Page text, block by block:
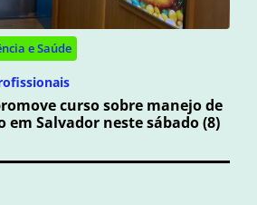
e Saúde
curso sobre manejo de
em Salvador neste sábado (8)